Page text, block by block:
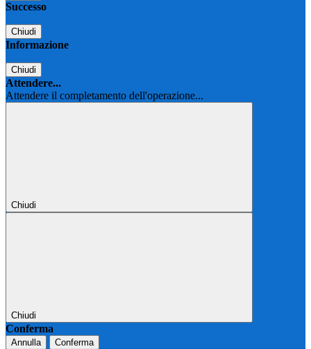
Successo
Chiudi
Informazione
Chiudi
Attendere...
Attendere il completamento dell'operazione...
Chiudi
Chiudi
Conferma
Annulla Conferma